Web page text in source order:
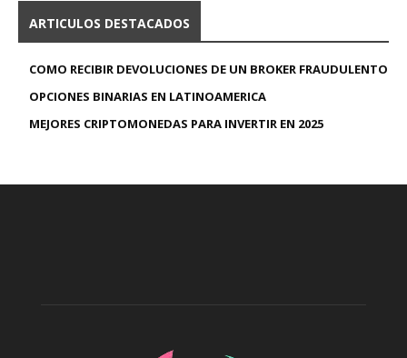
ARTICULOS DESTACADOS
COMO RECIBIR DEVOLUCIONES DE UN BROKER FRAUDULENTO
OPCIONES BINARIAS EN LATINOAMERICA
MEJORES CRIPTOMONEDAS PARA INVERTIR EN 2025